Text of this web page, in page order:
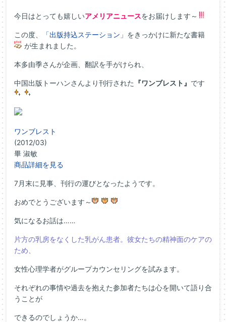
今日はとっても嬉しいアメリアニュースをお届けします～
この度、 「出版持込ステーション」 をきっかけに新たな書籍
が生まれました。
本多由季さんが企画、翻訳を手がけられ、
中国出版トーハンさんより刊行された 『ワンブレスト』 です
ワンブレスト
(2012/03)
畢 淑敏
商品詳細を見る
7月末に見事、刊行の運びとなったようです。
おめでとうございます～
気になるお話は……
片方の乳房をなくした乳がん患者。彼女たちの精神面のケアの
ため、
女性心理学者がグループカウンセリングを試みます。
それぞれの事情や過去を抱えた参加者たちは心を開いて語り合
うことが
できるのでしょうか…。